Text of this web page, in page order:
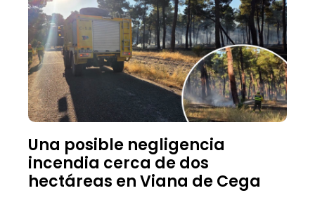
Una posible negligencia
incendia cerca de dos
hectáreas en Viana de Cega